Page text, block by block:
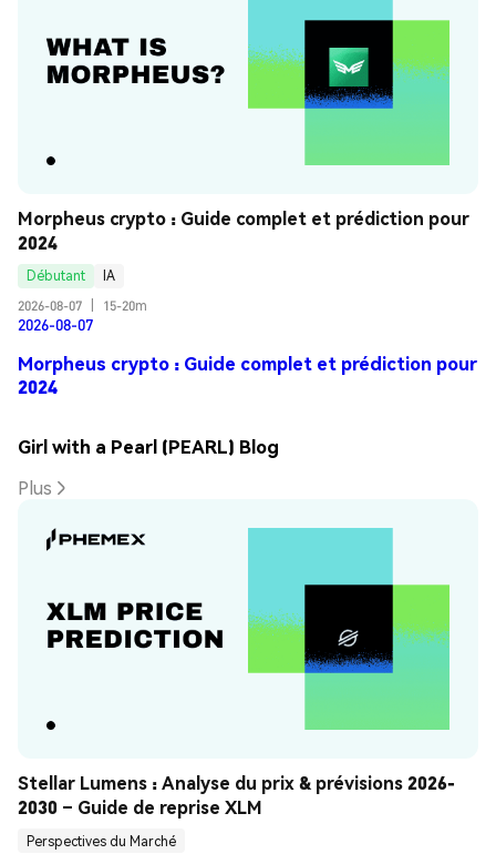
Morpheus crypto : Guide complet et prédiction pour
2024
Débutant
IA
2026-08-07
15-20m
2026-08-07
Morpheus crypto : Guide complet et prédiction pour
2024
Girl with a Pearl (PEARL) Blog
Plus
Stellar Lumens : Analyse du prix & prévisions 2026-
2030 – Guide de reprise XLM
Perspectives du Marché